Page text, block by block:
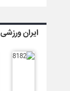
ایران ورزشی